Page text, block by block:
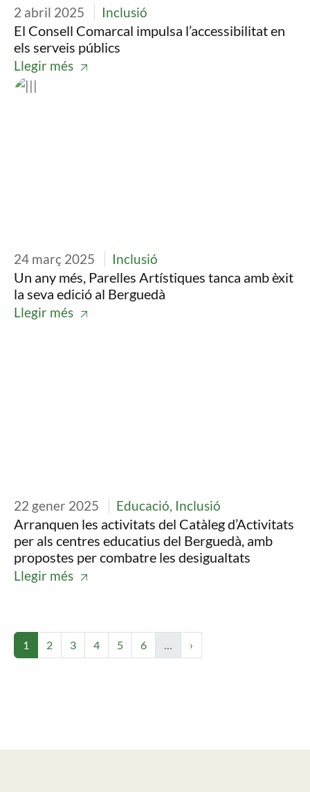
2 abril 2025 Inclusió
El Consell Comarcal impulsa l’accessibilitat en
els serveis públics
Llegir més
Imatge
24 març 2025 Inclusió
Un any més, Parelles Artístiques tanca amb èxit
la seva edició al Berguedà
Llegir més
22 gener 2025 Educació, Inclusió
Arranquen les activitats del Catàleg d’Activitats
per als centres educatius del Berguedà, amb
propostes per combatre les desigualtats
Llegir més
Paginació
Pàgina
1 Pàgina
2 Pàgina
3 Pàgina
4 Pàgina
5 Pàgina
6 … Pàgina següent
›